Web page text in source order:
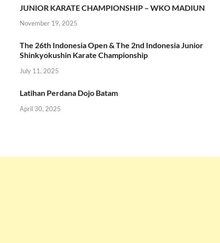
JUNIOR KARATE CHAMPIONSHIP – WKO MADIUN
November 19, 2025
The 26th Indonesia Open & The 2nd Indonesia Junior
Shinkyokushin Karate Championship
July 11, 2025
Latihan Perdana Dojo Batam
April 30, 2025